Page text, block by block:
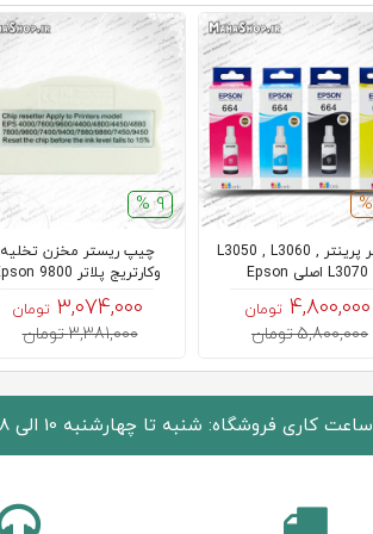
جوهر پرینتر L3050 , L3060 ,
L3070 اصلی Epson
4,800,000 تومان
5,800,000 تومان
9 %
چیپ ریستر مخزن تخلیه
وکارتریج پلاتر Epson 9800
3,074,000 تومان
3,381,000 تومان
ساعت کاری فروشگاه: شنبه تا چهارشنبه 10 الی 18 پنجشنبه 10 الی 15